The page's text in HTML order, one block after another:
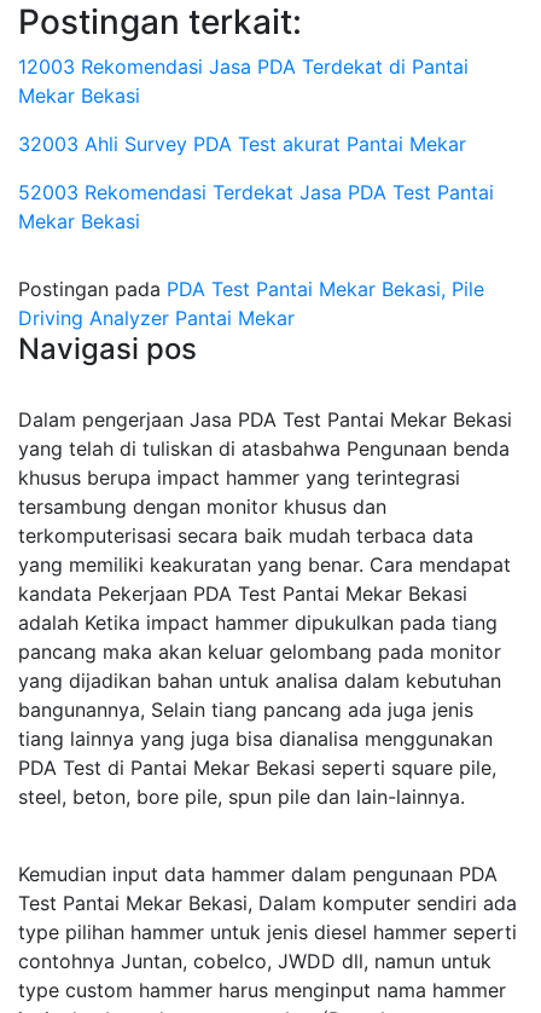
Postingan terkait:
12003 Rekomendasi Jasa PDA Terdekat di Pantai
Mekar Bekasi
32003 Ahli Survey PDA Test akurat Pantai Mekar
52003 Rekomendasi Terdekat Jasa PDA Test Pantai
Mekar Bekasi
Postingan pada PDA Test Pantai Mekar Bekasi, Pile
Driving Analyzer Pantai Mekar
Navigasi pos
Dalam pengerjaan Jasa PDA Test Pantai Mekar Bekasi
yang telah di tuliskan di atasbahwa Pengunaan benda
khusus berupa impact hammer yang terintegrasi
tersambung dengan monitor khusus dan
terkomputerisasi secara baik mudah terbaca data
yang memiliki keakuratan yang benar. Cara mendapat
kandata Pekerjaan PDA Test Pantai Mekar Bekasi
adalah Ketika impact hammer dipukulkan pada tiang
pancang maka akan keluar gelombang pada monitor
yang dijadikan bahan untuk analisa dalam kebutuhan
bangunannya, Selain tiang pancang ada juga jenis
tiang lainnya yang juga bisa dianalisa menggunakan
PDA Test di Pantai Mekar Bekasi seperti square pile,
steel, beton, bore pile, spun pile dan lain-lainnya.
Kemudian input data hammer dalam pengunaan PDA
Test Pantai Mekar Bekasi, Dalam komputer sendiri ada
type pilihan hammer untuk jenis diesel hammer seperti
contohnya Juntan, cobelco, JWDD dll, namun untuk
type custom hammer harus menginput nama hammer